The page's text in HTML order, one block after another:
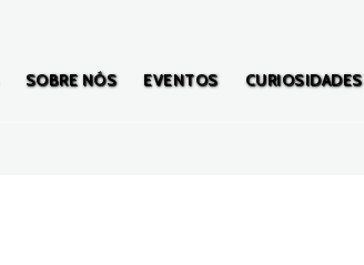
SOBRE NÓS EVENTOS CURIOSIDADES